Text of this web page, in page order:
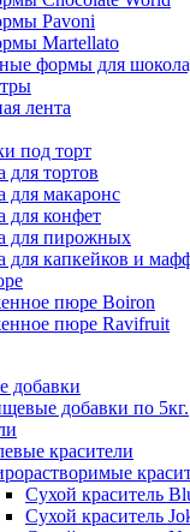
Pavoni
Martellato
формы для
лента
под торт
для тортов
для макаронс
для конфет
для пирожных
для капкейков и
пюре Boiron
пюре Ravifruit
добавки
добавки по 5кг.
красители
Сухой краситель
Сухой краситель